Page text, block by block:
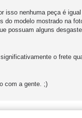
isso nenhuma peça é
do modelo mostrado na
possuam alguns
o frete
com a gente. ;)